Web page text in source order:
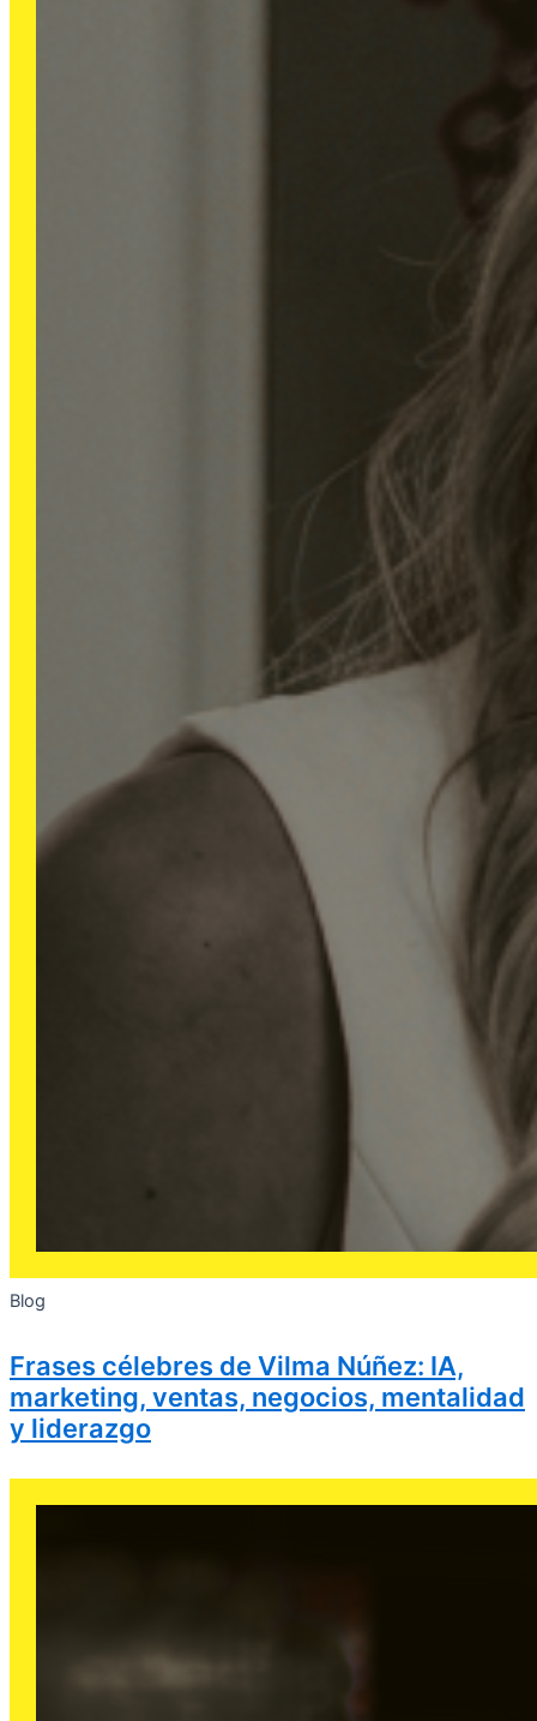
Blog
Frases célebres de Vilma Núñez: IA,
marketing, ventas, negocios, mentalidad
y liderazgo